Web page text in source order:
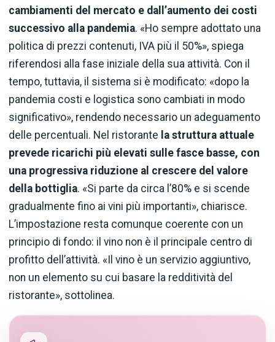
cambiamenti del mercato e dall’aumento dei costi
successivo alla pandemia. «Ho sempre adottato una
politica di prezzi contenuti, IVA più il 50%», spiega
riferendosi alla fase iniziale della sua attività. Con il
tempo, tuttavia, il sistema si è modificato: «dopo la
pandemia costi e logistica sono cambiati in modo
significativo», rendendo necessario un adeguamento
delle percentuali. Nel ristorante la struttura attuale
prevede ricarichi più elevati sulle fasce basse, con
una progressiva riduzione al crescere del valore
della bottiglia. «Si parte da circa l’80% e si scende
gradualmente fino ai vini più importanti», chiarisce.
L’impostazione resta comunque coerente con un
principio di fondo: il vino non è il principale centro di
profitto dell’attività. «Il vino è un servizio aggiuntivo,
non un elemento su cui basare la redditività del
ristorante», sottolinea.